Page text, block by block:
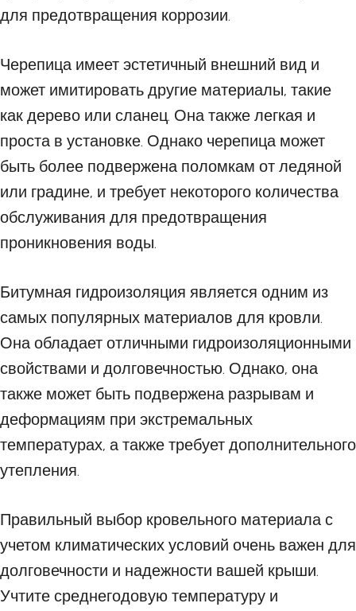
для предотвращения коррозии.
Черепица имеет эстетичный внешний вид и
может имитировать другие материалы, такие
как дерево или сланец. Она также легкая и
проста в установке. Однако черепица может
быть более подвержена поломкам от ледяной
или градине, и требует некоторого количества
обслуживания для предотвращения
проникновения воды.
Битумная гидроизоляция является одним из
самых популярных материалов для кровли.
Она обладает отличными гидроизоляционными
свойствами и долговечностью. Однако, она
также может быть подвержена разрывам и
деформациям при экстремальных
температурах, а также требует дополнительного
утепления.
Правильный выбор кровельного материала с
учетом климатических условий очень важен для
долговечности и надежности вашей крыши.
Учтите среднегодовую температуру и